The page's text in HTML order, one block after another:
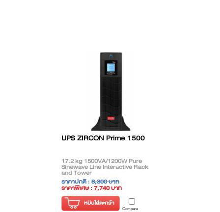
UPS ZIRCON Prime 1500
17.2 kg 1500VA/1200W Pure
Sinewave Line Interactive Rack
and Tower
ราคาปกติ :8,300 บาท
ราคาพิเศษ : 7,740 บาท
( ราคาไม่รวมภาษี )
หยิบใส่ตะกร้า
Compare